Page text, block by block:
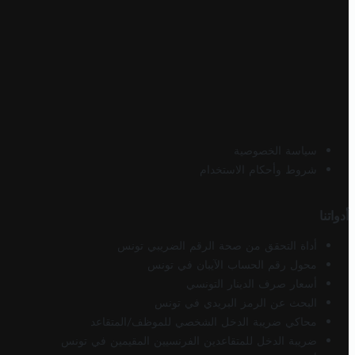
سياسة الخصوصية
شروط وأحكام الاستخدام
أدواتنا
أداة التحقق من صحة الرقم الضريبي تونس
محول رقم الحساب الآيبان في تونس
أسعار صرف الدينار التونسي
البحث عن الرمز البريدي في تونس
محاكي ضريبة الدخل الشخصي للموظف/المتقاعد
ضريبة الدخل للمتقاعدين الفرنسيين المقيمين في تونس